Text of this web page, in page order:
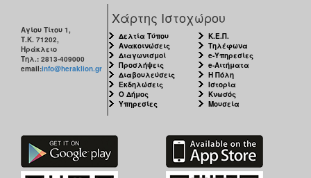
Αγίου Τίτου 1,
Τ.Κ. 71202,
Ηράκλειο
Τηλ.: 2813-409000
email:info@heraklion.gr
Χάρτης Ιστοχώρου
Δελτία Τύπου
Ανακοινώσεις
Διαγωνισμοί
Προσλήψεις
Διαβουλεύσεις
Εκδηλώσεις
Ο Δήμος
Υπηρεσίες
Κ.Ε.Π.
Τηλέφωνα
e-Υπηρεσίες
e-Αιτήματα
Η Πόλη
Ιστορία
Κνωσός
Μουσεία